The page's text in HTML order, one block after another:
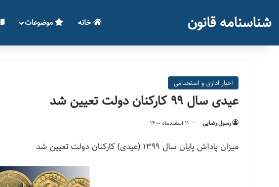
شناسنامه قانون خانه موضوعات
اخبار اداری و استخدامی
عیدی سال ۹۹ کارکنان دولت تعیین شد
رسول رضایی ۱۱ اسفند‌ماه ۱۴۰۰
میزان پاداش پایان سال ۱۳۹۹ (عیدی) کارکنان دولت تعیین شد